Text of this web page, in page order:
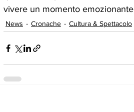
vivere un momento
News Cronache Cultura & Spettacolo